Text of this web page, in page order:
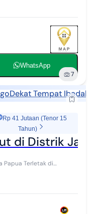
WhatsApp
7
Dekat Tempat Ibadah
Rp 41 Jutaan (Tenor 15
Tahun)
di Distrik
di
strategis dengan